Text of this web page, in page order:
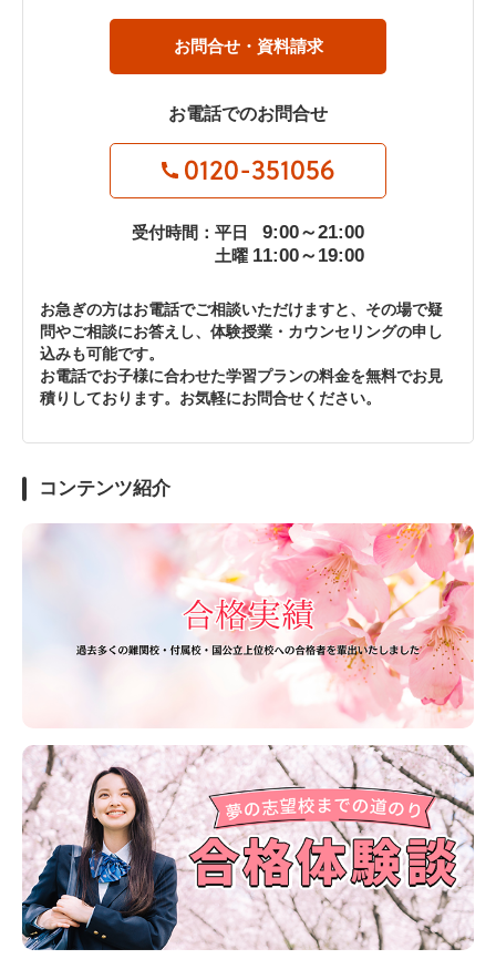
お問合せ・資料請求
お電話でのお問合せ
0120-351056
受付時間：平日 9:00～21:00
土曜 11:00～19:00
お急ぎの方はお電話でご相談いただけますと、その場で疑
問やご相談にお答えし、体験授業・カウンセリングの申し
込みも可能です。
お電話でお子様に合わせた学習プランの料金を無料でお見
積りしております。お気軽にお問合せください。
コンテンツ紹介